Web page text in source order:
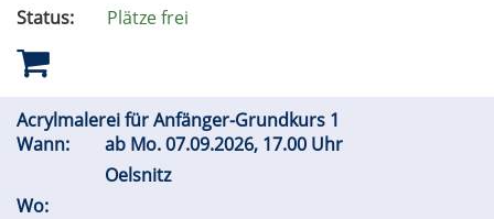
Status:
Plätze frei
Acrylmalerei für Anfänger-Grundkurs 1
Wann:
ab Mo.07.09.2026, 17.00 Uhr
Oelsnitz
Wo: